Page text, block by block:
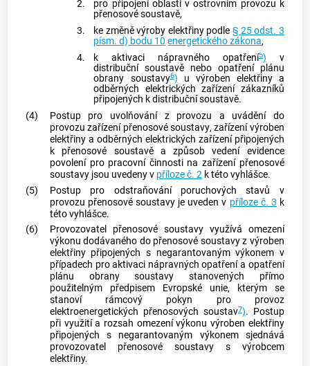
2.
pro připojení oblasti v ostrovním provozu k
přenosové soustavě,
3.
ke změně výroby elektřiny podle § 25 odst. 3
písm. d) bodu 10 energetického zákona,
4.
k aktivaci nápravného opatření5) v
distribuční soustavě nebo opatření plánu
obrany soustavy6) u výroben elektřinya
odběrných elektrických zařízení zákazníků
připojených kdistribuční soustavě.
(4)
Postup pro uvolňování z provozu a uvádění do
provozu zařízení přenosové soustavy, zařízenívýroben
elektřinya odběrných elektrických zařízení připojených
k přenosové soustavěa způsob vedení evidence
povolení pro pracovní činnosti na zařízení přenosové
soustavyjsou uvedeny v příloze č. 2k této vyhlášce.
(5)
Postup pro odstraňování poruchových stavů v
provozu přenosové soustavy je uveden v příloze č. 3 k
této vyhlášce.
(6)
Provozovatel přenosové soustavyvyužívá omezení
výkonu dodávaného do přenosové soustavyz výroben
elektřinypřipojených s negarantovaným výkonem v
případech pro aktivaci nápravných opatření a opatření
plánu obrany soustavy stanovených přímo
použitelným předpisem Evropské unie, kterým se
stanoví rámcový pokyn pro provoz
elektroenergetických přenosových soustav7). Postup
při využití a rozsah omezení výkonuvýroben elektřiny
připojených s negarantovaným výkonemsjednává
provozovatel přenosové soustavys výrobcem
elektřiny.